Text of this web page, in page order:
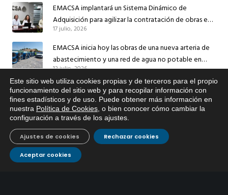
EMACSA implantará un Sistema Dinámico de
Adquisición para agilizar la contratación de obras en
sus redes e instalaciones
17 julio, 2026
EMACSA inicia hoy las obras de una nueva arteria de
abastecimiento y una red de agua no potable en
Ingeniero Ruiz de Azúa
13 julio, 2026
Caracterización ZA Córdoba Red Quemadas- 1ª Sem
2026
9 julio, 2026
Caracterización ZA Córdoba Red Carrera Caballo-1º
Sem 2026
9 julio, 2026
Este sitio web utiliza cookies propias y de terceros para el propio
funcionamiento del sitio web y para recopilar información con
fines estadísticos y de uso. Puede obtener más información en
nuestra Política de Cookies , o bien conocer cómo cambiar la
configuración a través de los ajustes
Aceptar cookies
Rechazar cookies
Ajustes de cookies
Si tiene cualquier duda sobre
EMACSA, haga click abajo.